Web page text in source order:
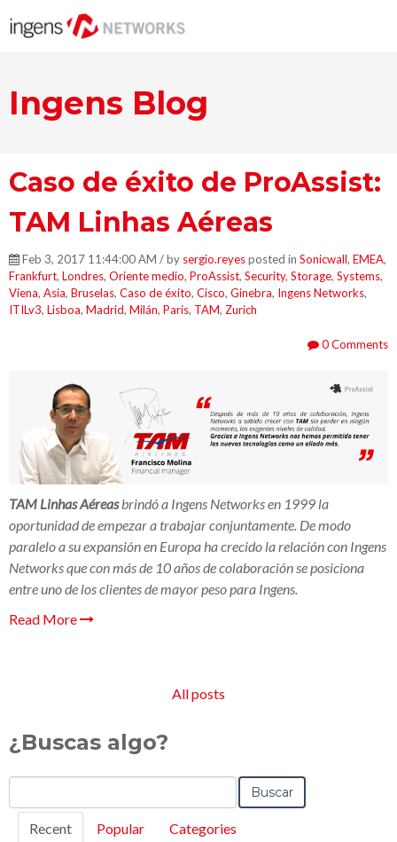
Ingens Blog
Caso de éxito de ProAssist:
TAM Linhas Aéreas
Feb 3, 2017 11:44:00 AM / by sergio.reyesposted in Sonicwall, EMEA,
Frankfurt, Londres, Oriente medio, ProAssist, Security, Storage, Systems,
Viena, Asia, Bruselas, Caso de éxito, Cisco, Ginebra, Ingens Networks,
ITILv3, Lisboa, Madrid, Milán, París, TAM, Zurich
0 Comments
TAM Linhas Aéreasbrindó a Ingens Networks en 1999 la
oportunidad de empezar a trabajar conjuntamente. De modo
paralelo a su expansión en Europa ha crecido la relación con Ingens
Networks que con más de 10 años de colaboración se posiciona
entre uno de los clientes de mayor peso para Ingens.
Read More
All posts
¿Buscas algo?
Buscar
Recent Popular Categories